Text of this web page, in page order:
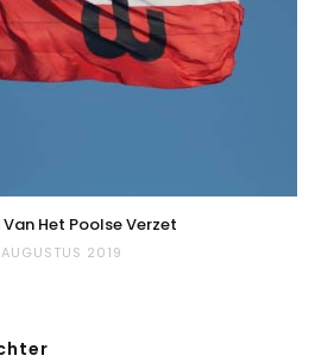
Het Poolse Verzet
2019